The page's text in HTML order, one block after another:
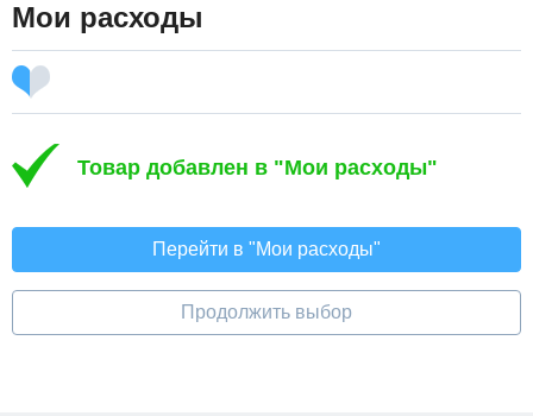
Мои расходы
Товар добавлен в "Мои расходы"
Перейти в "Мои расходы"
Продолжить выбор